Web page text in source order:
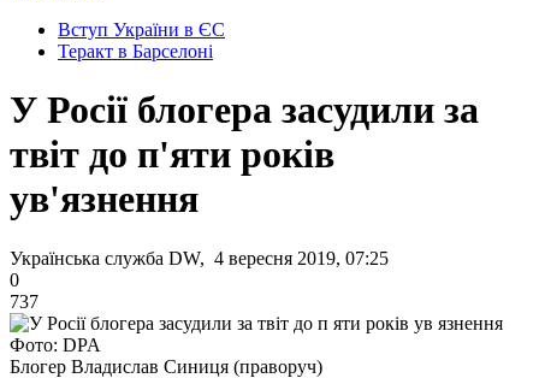
Вступ України в ЄС
Теракт в Барселоні
У Росії блогера засудили за
твіт до п'яти років
ув'язнення
Українська служба DW, 4 вересня 2019, 07:25
0
737
Фото: DPA
Блогер Владислав Синиця (праворуч)